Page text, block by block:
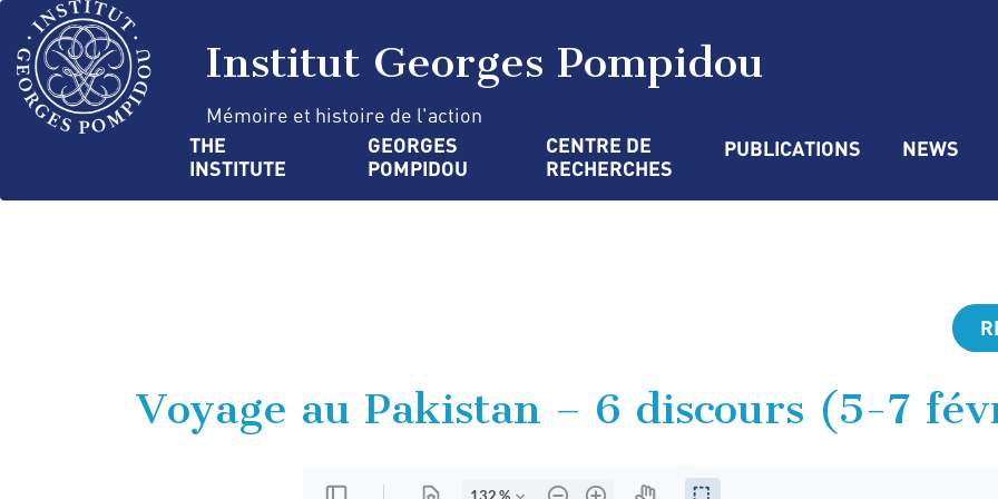
Skip
main
content
Institut Georges Pompidou
Mémoire et histoire de l'action
Navigation
principale
THE
INSTITUTE
GEORGES
POMPIDOU
CENTRE DE
RECHERCHES
PUBLICATIONS NEWS
Voyage au Pakistan – 6 discours (5-7
Cookies management panel